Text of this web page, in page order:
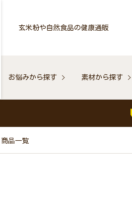
玄米粉や自然食品の健康通販
お悩みから探す 素材から探す
品一覧